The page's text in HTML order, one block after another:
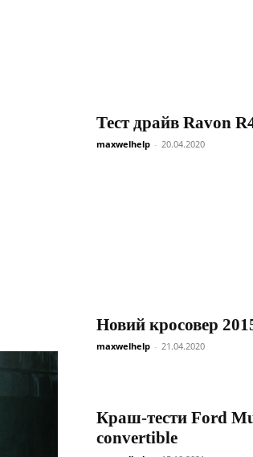
Тест драйв Ravon
maxwelhelp - 20.04.2020
Новий кросовер
maxwelhelp - 21.04.2020
Краш-тести Ford
convertible